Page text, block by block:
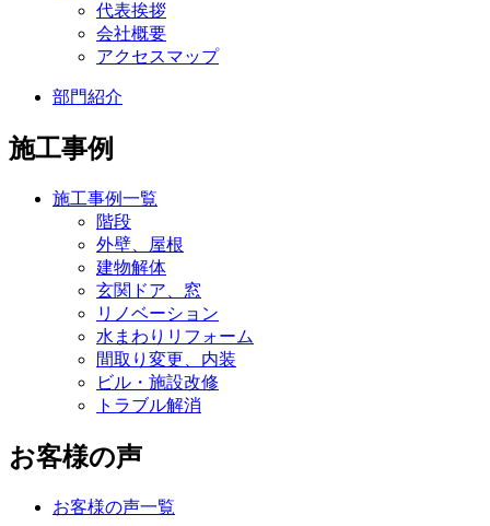
代表挨拶
会社概要
アクセスマップ
部門紹介
施工事例
施工事例一覧
階段
外壁、屋根
建物解体
玄関ドア、窓
リノベーション
水まわりリフォーム
間取り変更、内装
ビル・施設改修
トラブル解消
お客様の声
お客様の声一覧